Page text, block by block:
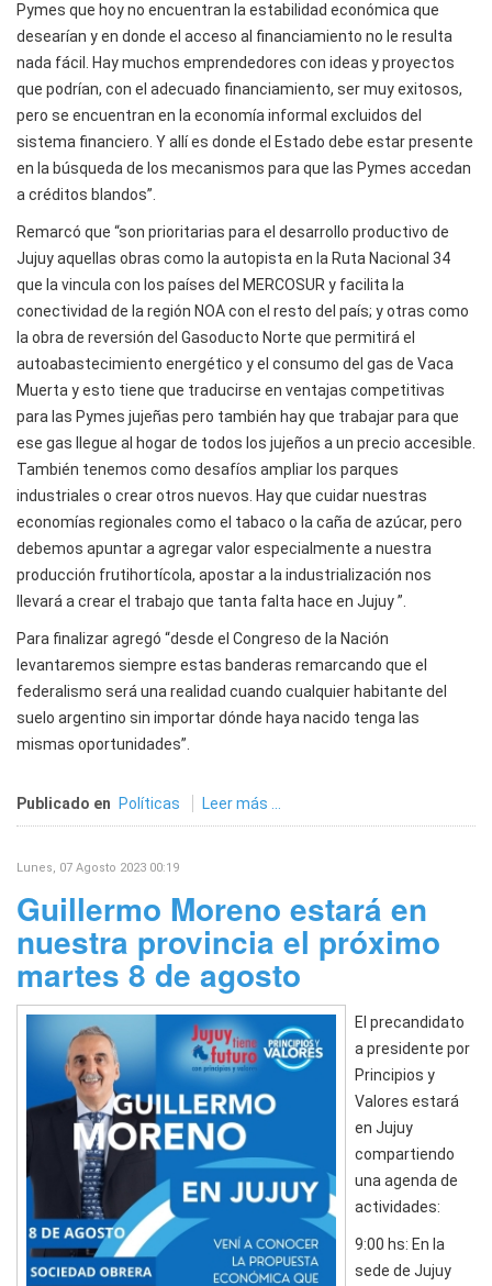
Pymes que hoy no encuentran la estabilidad económica que
desearían y en donde el acceso al financiamiento no le resulta
nada fácil. Hay muchos emprendedores con ideas y proyectos
que podrían, con el adecuado financiamiento, ser muy exitosos,
pero se encuentran en la economía informal excluidos del
sistema financiero. Y allí es donde el Estado debe estar presente
en la búsqueda de los mecanismos para que las Pymes accedan
a créditos blandos”.
Remarcó que “son prioritarias para el desarrollo productivo de
Jujuy aquellas obras como la autopista en la Ruta Nacional 34
que la vincula con los países del MERCOSUR y facilita la
conectividad de la región NOA con el resto del país; y otras como
la obra de reversión del Gasoducto Norte que permitirá el
autoabastecimiento energético y el consumo del gas de Vaca
Muerta y esto tiene que traducirse en ventajas competitivas
para las Pymes jujeñas pero también hay que trabajar para que
ese gas llegue al hogar de todos los jujeños a un precio accesible.
También tenemos como desafíos ampliar los parques
industriales o crear otros nuevos. Hay que cuidar nuestras
economías regionales como el tabaco o la caña de azúcar, pero
debemos apuntar a agregar valor especialmente a nuestra
producción frutihortícola, apostar a la industrialización nos
llevará a crear el trabajo que tanta falta hace en Jujuy ”.
Para finalizar agregó “desde el Congreso de la Nación
levantaremos siempre estas banderas remarcando que el
federalismo será una realidad cuando cualquier habitante del
suelo argentino sin importar dónde haya nacido tenga las
mismas oportunidades”.
Publicado en Políticas Leer más ...
Lunes, 07 Agosto 2023 00:19
Guillermo Moreno estará en
nuestra provincia el próximo
martes 8 de agosto
El precandidato
a presidente por
Principios y
Valores estará
en Jujuy
compartiendo
una agenda de
actividades:
9:00 hs: En la
sede de Jujuy